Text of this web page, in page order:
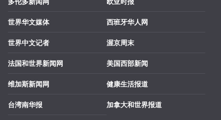
世界华文媒体
世界中文记者
法国和世界新闻网
维加斯新闻网
台湾南华报
西班牙华人网
渥京周末
美国西部新闻
健康生活报道
加拿大和世界报道